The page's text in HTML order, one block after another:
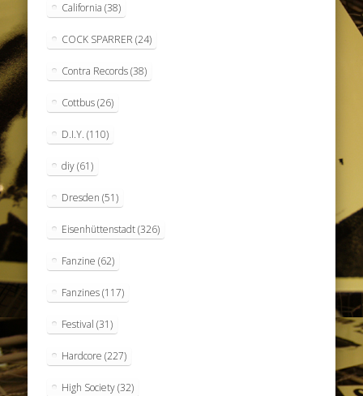
California (38)
COCK SPARRER (24)
Contra Records(38)
Cottbus(26)
D.I.Y. (110)
diy(61)
Dresden (51)
Eisenhüttenstadt(326)
Fanzine (62)
Fanzines(117)
Festival (31)
Hardcore (227)
High Society(32)